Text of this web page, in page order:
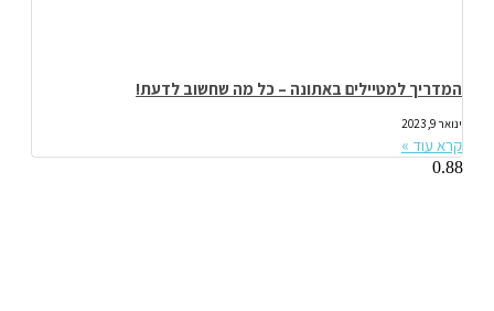
המדריך למטיילים באתונה – כל מה שחשוב לדעת!
ינואר 9, 2023
קרא עוד »